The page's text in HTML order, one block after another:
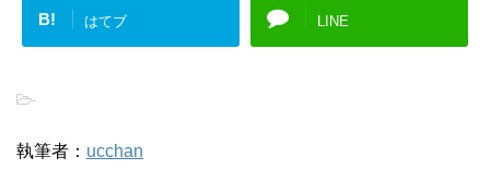
B! はてブ LINE
-
執筆者： ucchan